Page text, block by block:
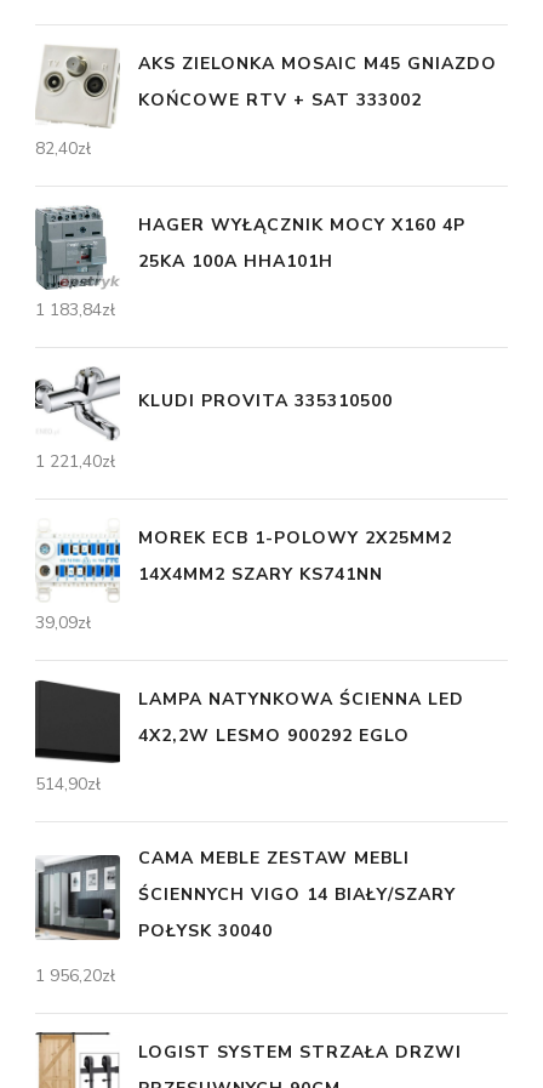
AKS ZIELONKA MOSAIC M45 GNIAZDO
KOŃCOWE RTV + SAT 333002
82,40zł
HAGER WYŁĄCZNIK MOCY X160 4P
25KA 100A HHA101H
1 183,84zł
KLUDI PROVITA 335310500
1 221,40zł
MOREK ECB 1-POLOWY 2X25MM2
14X4MM2 SZARY KS741NN
39,09zł
LAMPA NATYNKOWA ŚCIENNA LED
4X2,2W LESMO 900292 EGLO
514,90zł
CAMA MEBLE ZESTAW MEBLI
ŚCIENNYCH VIGO 14 BIAŁY/SZARY
POŁYSK 30040
1 956,20zł
LOGIST SYSTEM STRZAŁA DRZWI